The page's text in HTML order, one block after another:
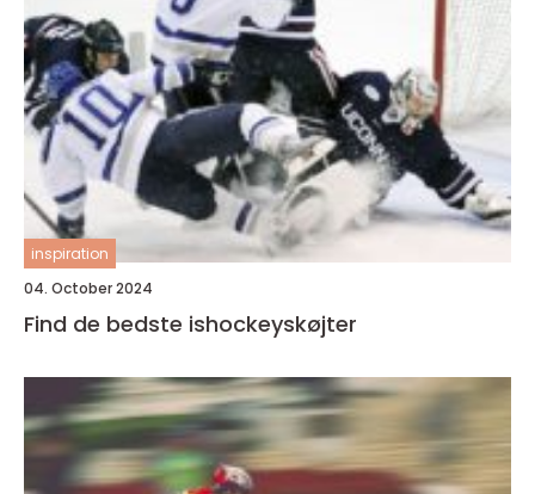
inspiration
04. October 2024
Find de bedste ishockeyskøjter